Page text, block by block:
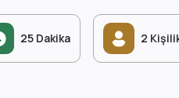
25 Dakika 2